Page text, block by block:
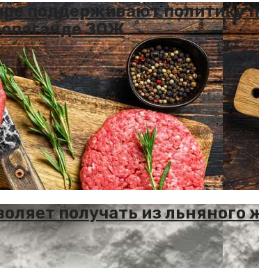
поддерживают политику
ЗОЖ
получать из льняного